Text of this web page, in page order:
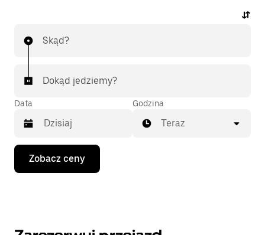
Skąd?
Dokąd jedziemy?
Data
Naciśnij
klawisz
strzałki
Godzina
Teraz
Zobacz ceny